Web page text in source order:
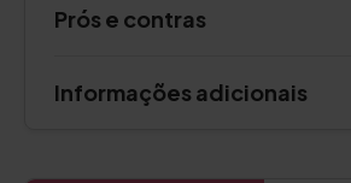
Prós e contras
Informações adicionais